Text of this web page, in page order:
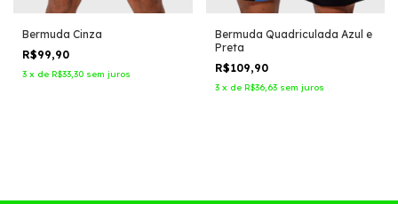
Bermuda Cinza
R$99,90
3 x de R$33,30 sem juros
Bermuda Quadriculada Azul e
Preta
R$109,90
3 x de R$36,63 sem juros